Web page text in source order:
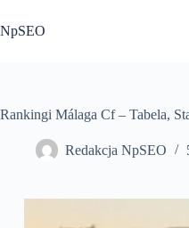
do
treści
NpSEO
Rankingi Málaga Cf – Tabela,
Redakcja NpSEO